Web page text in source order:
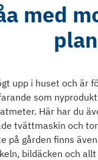
med
upp i huset och är
som
Här har du
tvättmaskin och
på gården finns
bildäcken och